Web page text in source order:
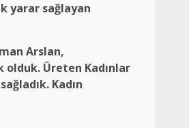
yarar sağlayan
Arslan,
Üreten Kadınlar
Kadın